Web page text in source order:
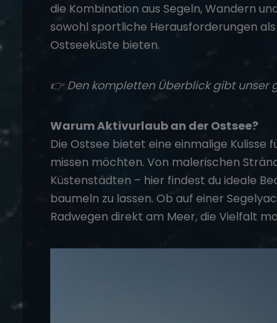
die Kombination aus Segeln, Wandern
sowohl sportliche Herausforderungen
Ostseeküste bieten.
👉 Den kompletten Überblick gibt unser
Warum Aktivurlaub an der Ostsee?
Die Ostsee bietet eine einmalige Kulisse
missen möchten. Von malerischen
Küstenstädten – hier findest du ideale
baumeln zu lassen. Ob auf einer
Radwegen direkt am Meer, die Vielfalt